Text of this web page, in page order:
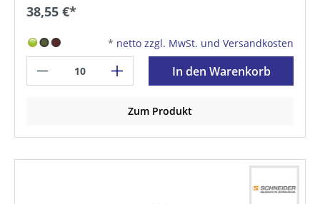
38,55 €*
* netto zzgl. MwSt. und Versandkosten
In den Warenkorb
Zum Produkt